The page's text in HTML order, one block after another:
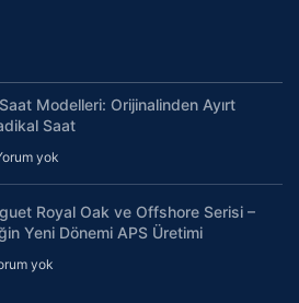
Modelleri: Orijinalinden Ayırt
Saat
yok
Royal Oak ve Offshore Serisi –
Yeni Dönemi APS Üretimi
yok